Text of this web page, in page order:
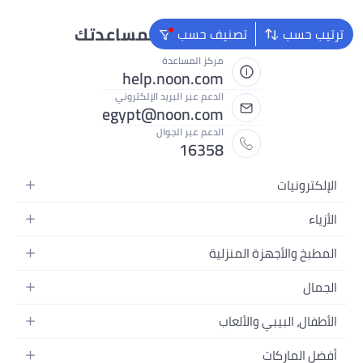
ترتيب حسب تصنيف حسب
نحن دائماً جاهزون لمساعدتك
مركز المساعدة
help.noon.com
الدعم عبر البريد الإلكتروني
egypt@noon.com
الدعم عبر الجوال
16358
الإلكترونيات
الهواتف المتحركة
أجهزة الكمبيوتر المحمولة
الأجهزة المنزلية
التلفزيونات
سماعات الرأس
الأزياء
أزياء نسائية
أزياء البنات
أزياء الأولاد
المطبخ والأجهزة المنزلية
المطبخ وأدوات الطعام
مستلزمات الحمام
ديكورات المنازل
الجمال
العطور النسائية
الأطفال، البيبي والألعاب
عربات الأطفال وإكسسواراتها
أفضل الماركات